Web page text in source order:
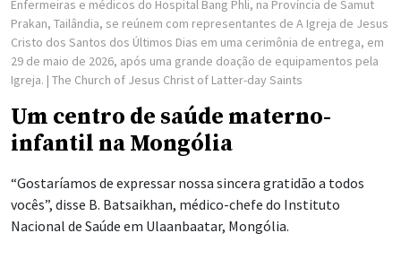
Enfermeiras e médicos do Hospital Bang Phli, na Província de Samut
Prakan, Tailândia, se reúnem com representantes de A Igreja de Jesus
Cristo dos Santos dos Últimos Dias em uma cerimônia de entrega, em
29 de maio de 2026, após uma grande doação de equipamentos pela
Igreja. | The Church of Jesus Christ of Latter-day Saints
Um centro de saúde materno-
infantil na Mongólia
“Gostaríamos de expressar nossa sincera gratidão a todos
vocês”, disse B. Batsaikhan, médico-chefe do Instituto
Nacional de Saúde em Ulaanbaatar, Mongólia.